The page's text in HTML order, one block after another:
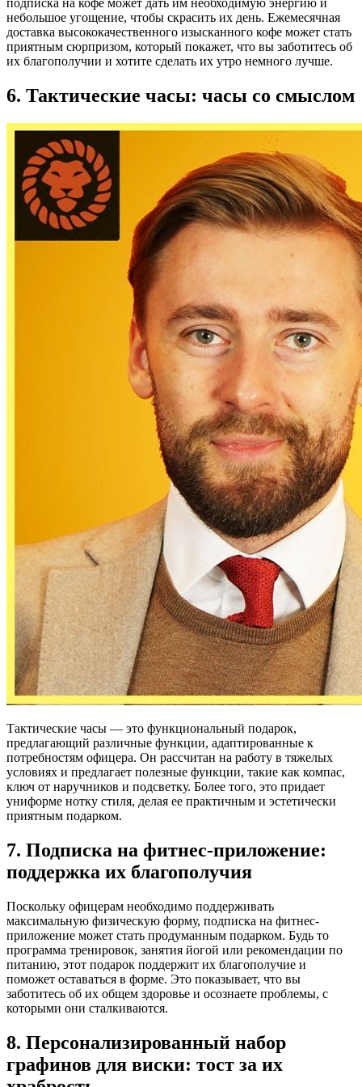
подписка на кофе может дать им необходимую энергию и
небольшое угощение, чтобы скрасить их день. Ежемесячная
доставка высококачественного изысканного кофе может стать
приятным сюрпризом, который покажет, что вы заботитесь об
их благополучии и хотите сделать их утро немного лучше.
6. Тактические часы: часы со смыслом
Тактические часы — это функциональный подарок,
предлагающий различные функции, адаптированные к
потребностям офицера. Он рассчитан на работу в тяжелых
условиях и предлагает полезные функции, такие как компас,
ключ от наручников и подсветку. Более того, это придает
униформе нотку стиля, делая ее практичным и эстетически
приятным подарком.
7. Подписка на фитнес-приложение:
поддержка их благополучия
Поскольку офицерам необходимо поддерживать
максимальную физическую форму, подписка на фитнес-
приложение может стать продуманным подарком. Будь то
программа тренировок, занятия йогой или рекомендации по
питанию, этот подарок поддержит их благополучие и
поможет оставаться в форме. Это показывает, что вы
заботитесь об их общем здоровье и осознаете проблемы, с
которыми они сталкиваются.
8. Персонализированный набор
графинов для виски: тост за их